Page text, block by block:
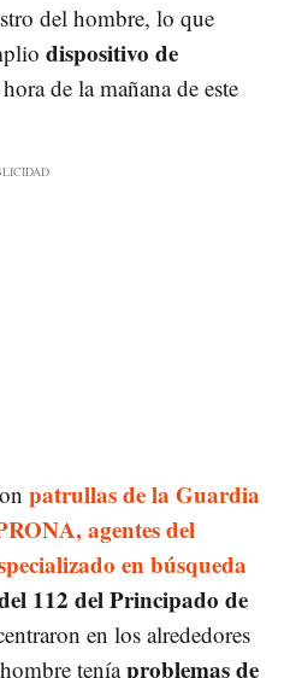
del hombre, lo que
dispositivo de
de la mañana de este
patrullas de la Guardia
agentes del
en búsqueda
112 del Principado de
en los alrededores
teníaproblemas de